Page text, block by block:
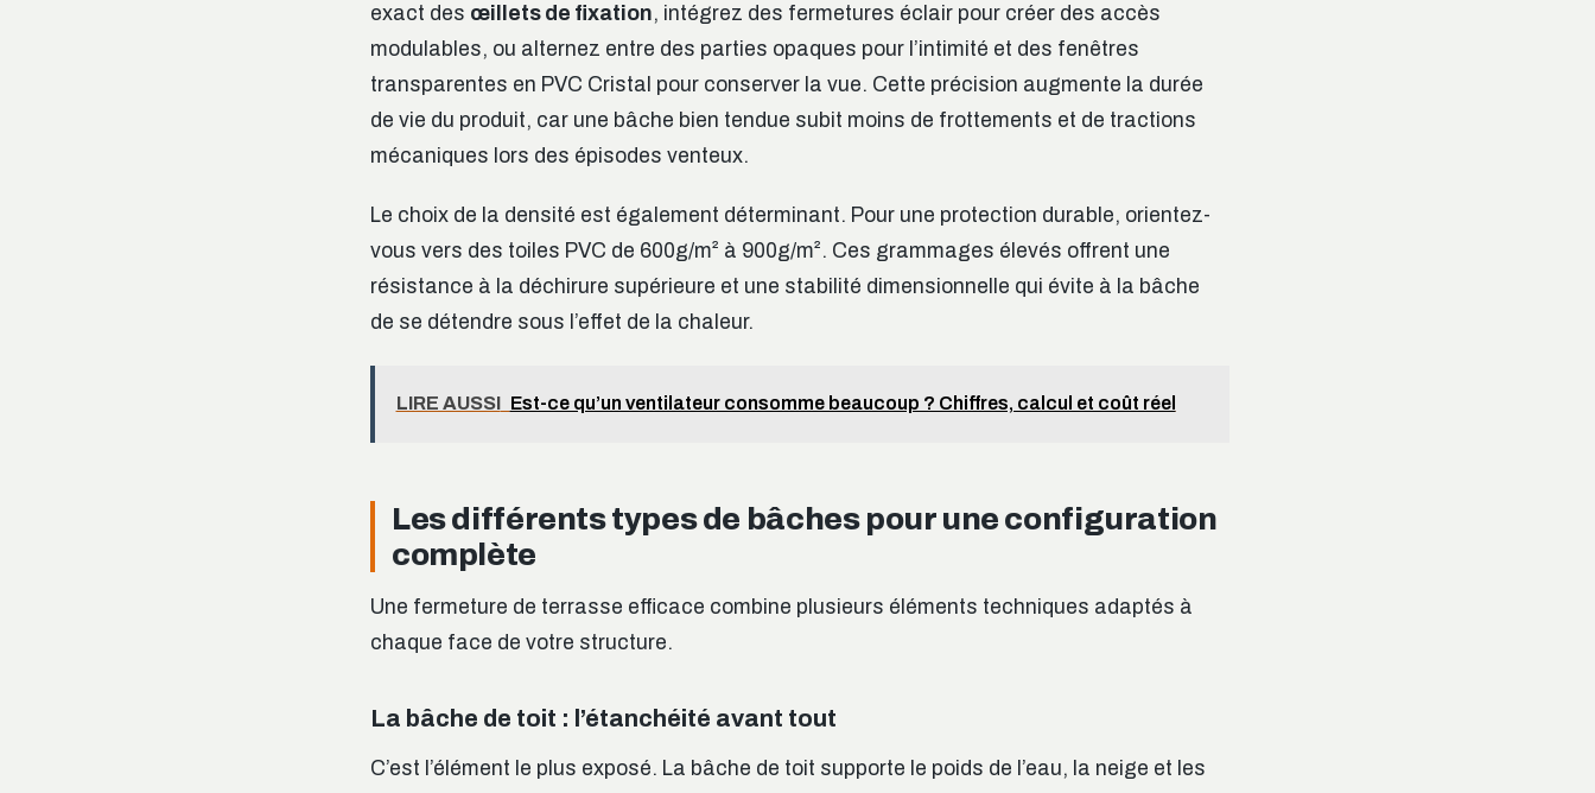
exact des œillets de fixation, intégrez des fermetures éclair pour créer des accès
modulables, ou alternez entre des parties opaques pour l’intimité et des fenêtres
transparentes en PVC Cristal pour conserver la vue. Cette précision augmente la durée
de vie du produit, car une bâche bien tendue subit moins de frottements et de tractions
mécaniques lors des épisodes venteux.
Le choix de la densité est également déterminant. Pour une protection durable, orientez-
vous vers des toiles PVC de 600g/m² à 900g/m². Ces grammages élevés offrent une
résistance à la déchirure supérieure et une stabilité dimensionnelle qui évite à la bâche
de se détendre sous l’effet de la chaleur.
LIRE AUSSI Est-ce qu’un ventilateur consomme beaucoup ? Chiffres, calcul et coût réel
Les différents types de bâches pour une configuration
complète
Une fermeture de terrasse efficace combine plusieurs éléments techniques adaptés à
chaque face de votre structure.
La bâche de toit : l’étanchéité avant tout
C’est l’élément le plus exposé. La bâche de toit supporte le poids de l’eau, la neige et les